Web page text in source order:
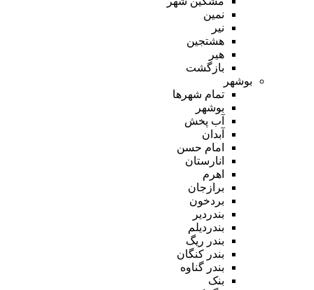
نمین
نیر
هشتجین
هیر
بازگشت
بوشهر
تمام شهر‌ها
بوشهر
آب پخش
آبدان
امام حسن
انارستان
اهرم
برازجان
بردخون
بندردیر
بندردیلم
بندر ریگ
بندر کنگان
بندر گناوه
بنک